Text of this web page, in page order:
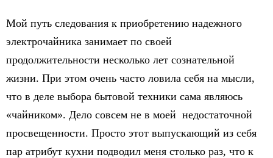
Мой путь следования к приобретению надежного
электрочайника занимает по своей
продолжительности несколько лет сознательной
жизни. При этом очень часто ловила себя на мысли,
что в деле выбора бытовой техники сама являюсь
«чайником». Дело совсем не в моей недостаточной
просвещенности. Просто этот выпускающий из себя
пар атрибут кухни подводил меня столько раз, что к